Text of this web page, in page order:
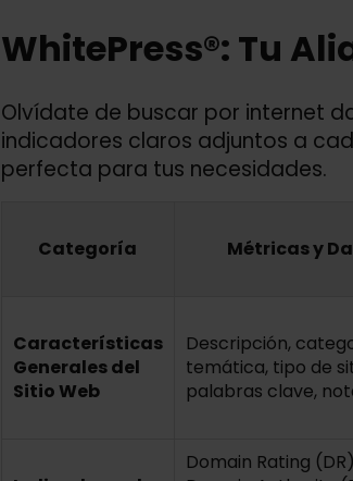
WhitePress®: Tu
Olvídate de buscar por internet
indicadores claros adjuntos a
perfecta para tus necesidades.
Categoría Métricas y
Características
Generales del
Sitio Web
Descripción,
temática, tipo de
palabras clave,
Domain Rating